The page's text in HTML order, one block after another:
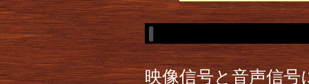
映像信号と音声信